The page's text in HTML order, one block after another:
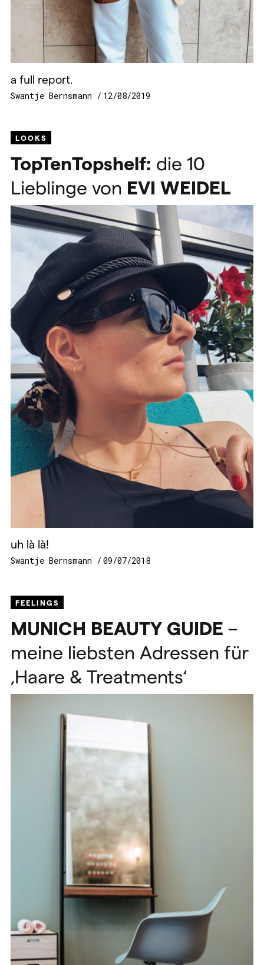
a full report.
Swantje Bernsmann 12/08/2019
LOOKS
TopTenTopshelf: die 10
Lieblinge von EVI WEIDEL
uh là là!
Swantje Bernsmann 09/07/2018
FEELINGS
MUNICH BEAUTY GUIDE –
meine liebsten Adressen für
‚Haare & Treatments‘